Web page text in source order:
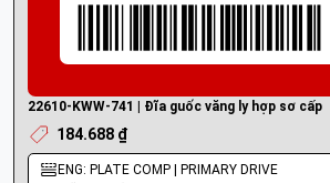
22610-KWW-741 | Đĩa guốc văng ly hợp sơ cấp
184.688 ₫
ENG: PLATE COMP | PRIMARY DRIVE